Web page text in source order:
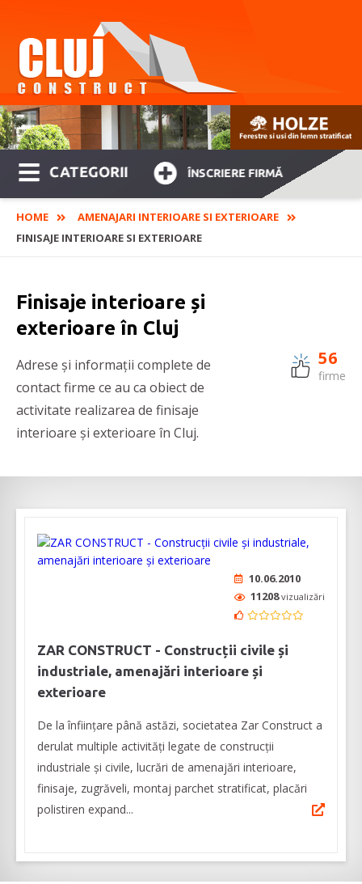
CATEGORII ÎNSCRIERE FIRMĂ
HOME
AMENAJARI INTERIOARE SI EXTERIOARE
FINISAJE INTERIOARE SI EXTERIOARE
Finisaje interioare și
exterioare în Cluj
Adrese și informații complete de
contact firme ce au ca obiect de
activitate realizarea de finisaje
interioare și exterioare în Cluj.
56
firme
10.06.2010
11208vizualizări
ZAR CONSTRUCT - Construcții civile și
industriale, amenajări interioare și
exterioare
De la înființare până astăzi, societatea Zar Construct a
derulat multiple activități legate de construcții
industriale și civile, lucrări de amenajări interioare,
finisaje, zugrăveli, montaj parchet stratificat, placări
polistiren expand...